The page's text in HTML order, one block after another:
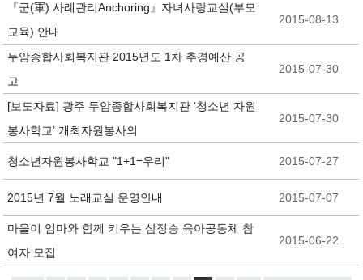
『군(軍) 사례관리Anchoring』자녀사랑교실(부모
교육) 안내
2015-08-13
두암종합사회복지관 2015년도 1차 추경예산 공
고
2015-07-30
[보도자료] 광주 두암종합사회복지관 ‘청소년 자원
봉사학교’ 개최자원봉사의
2015-07-30
청소년자원봉사학교 "1+1=우리" 2015-07-27
2015년 7월 노래교실 운영안내 2015-07-07
마을이 엄마와 함께 키우는 삼정승 육아공동체 참
여자 모집
2015-06-22